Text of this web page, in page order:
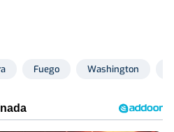
Fuego Washington